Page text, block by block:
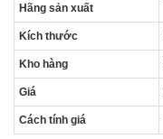
Hãng sản xuất
Kích thước
Kho hàng
Giá
Cách tính giá